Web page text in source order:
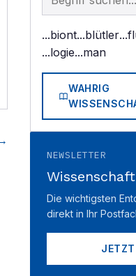
...biont...blütler
...logie...man
WAHRIG
NEWSLETTER
Die wichtigsten
direkt in Ihr
JETZT